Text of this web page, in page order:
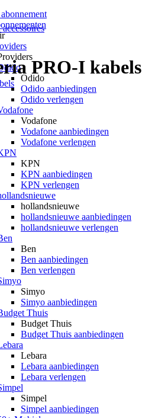
Odido
Odido aanbiedingen
Odido verlengen
Vodafone
Vodafone aanbiedingen
Vodafone verlengen
KPN
KPN aanbiedingen
KPN verlengen
hollandsnieuwe
hollandsnieuwe aanbiedingen
hollandsnieuwe verlengen
Ben
Ben aanbiedingen
Ben verlengen
Simyo
Simyo aanbiedingen
Thuis
Budget Thuis
Budget Thuis aanbiedingen
Lebara
Lebara aanbiedingen
Lebara verlengen
Simpel
Simpel aanbiedingen
PRO-I kabels